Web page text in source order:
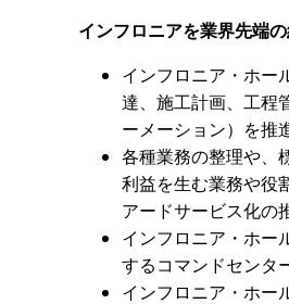
インフロニアを業界先端
インフロニア・ホー
達、施工計画、工程
ーメーション）を推
各種業務の整理や、
利益を生む業務や役
アードサービス化の
インフロニア・ホー
するコマンドセンタ
インフロニア・ホー